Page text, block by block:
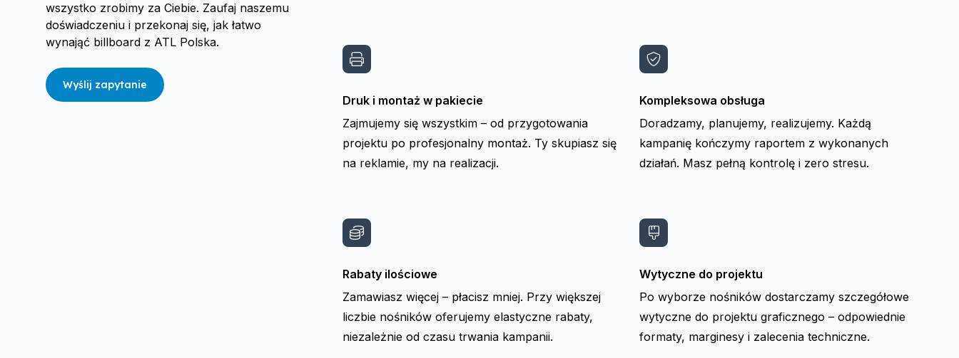
wszystko zrobimy za Ciebie. Zaufaj naszemu
doświadczeniu i przekonaj się, jak łatwo
wynająć billboard z ATL Polska.
Wyślij zapytanie
Druk i montaż w pakiecie
Zajmujemy się wszystkim – od przygotowania
projektu po profesjonalny montaż. Ty skupiasz się
na reklamie, my na realizacji.
Kompleksowa obsługa
Doradzamy, planujemy, realizujemy. Każdą
kampanię kończymy raportem z wykonanych
działań. Masz pełną kontrolę i zero stresu.
Rabaty ilościowe
Zamawiasz więcej – płacisz mniej. Przy większej
liczbie nośników oferujemy elastyczne rabaty,
niezależnie od czasu trwania kampanii.
Wytyczne do projektu
Po wyborze nośników dostarczamy szczegółowe
wytyczne do projektu graficznego – odpowiednie
formaty, marginesy i zalecenia techniczne.